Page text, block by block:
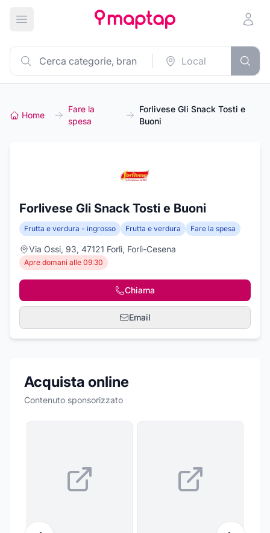
Apri menu principale
Home
Fare la
spesa
Forlivese Gli Snack Tosti e
Buoni
Forlivese Gli Snack Tosti e Buoni
Frutta e verdura - ingrosso Frutta e verdura Fare la spesa
Via Ossi, 93, 47121 Forlì, Forlì-Cesena
Apre domani alle 09:30
Chiama
Email
Acquista online
Contenuto sponsorizzato